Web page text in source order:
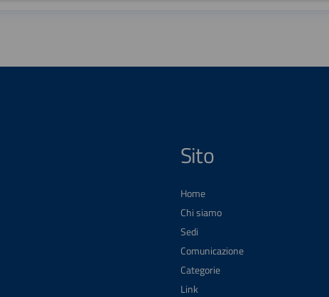
Sito
Home
Chi siamo
Sedi
Comunicazione
Categorie
Link